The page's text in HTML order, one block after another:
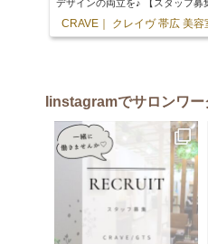
デザインの両立を♪ 【スタッフ募
CRAVE｜ クレイヴ 帯広 美容
Iinstagramでサロンワ